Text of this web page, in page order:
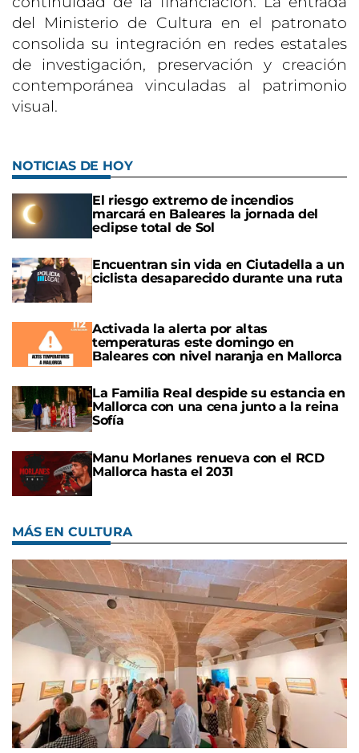
del Ministerio de Cultura en el patronato
consolida su integración en redes estatales
de investigación, preservación y creación
contemporánea vinculadas al patrimonio
visual.
NOTICIAS DE HOY
El riesgo extremo de incendios
marcará en Baleares la jornada del
eclipse total de Sol
Encuentran sin vida en Ciutadella a un
ciclista desaparecido durante una ruta
Activada la alerta por altas
temperaturas este domingo en
Baleares con nivel naranja en Mallorca
La Familia Real despide su estancia en
Mallorca con una cena junto a la reina
Sofía
Manu Morlanes renueva con el RCD
Mallorca hasta el 2031
MÁS EN CULTURA